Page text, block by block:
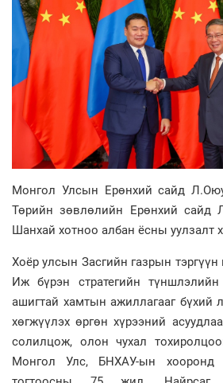
Монгол Улсын Ерөнхий сайд
Төрийн зөвлөлийн Ерөнхий сайд
Шанхай хотноо албан ёсны уулзалт
Хоёр улсын Засгийн газрын
Иж бүрэн стратегийн түншлэлийн
ашигтай хамтын ажиллагааг бүхий
хөгжүүлэх өргөн хүрээний
солилцож, олон чухал
Монгол Улс, БНХАУ-ын хооронд